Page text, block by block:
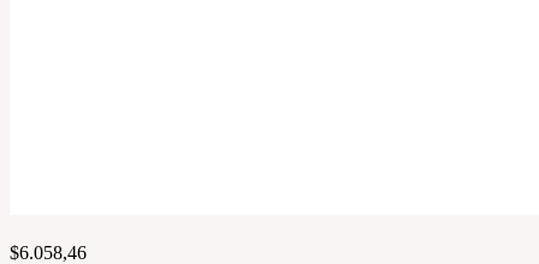
$6.058,46